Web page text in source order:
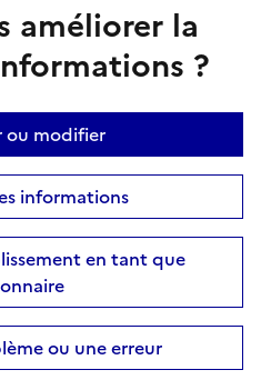
améliorer la
?
ou modifier
informations
en tant que
ou une erreur